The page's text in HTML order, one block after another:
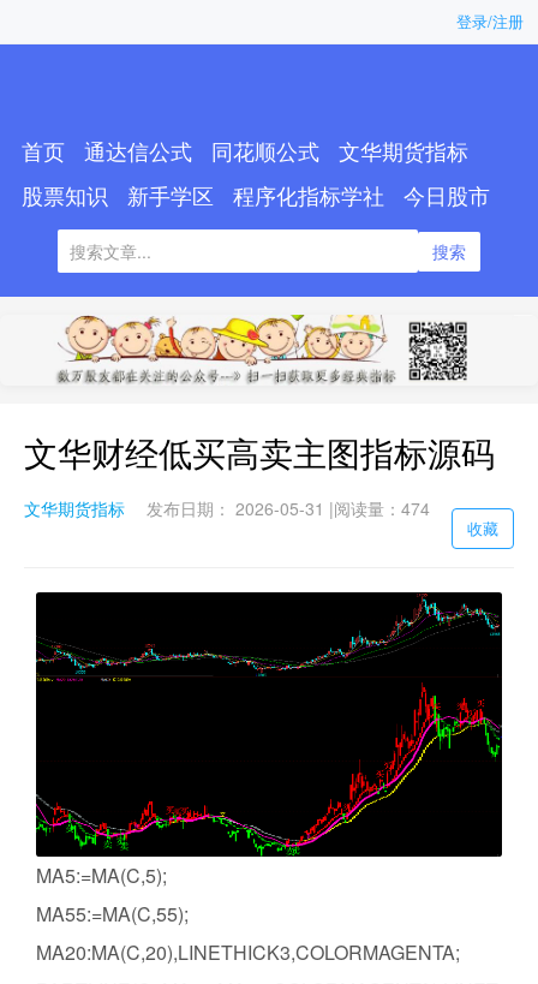
登录/注册
首页 通达信公式 同花顺公式
文华期货指标
股票知识
新手学区 程序化指标学社 今日股市
搜索
文华财经低买高卖主图指标源码
文华期货指标 发布日期： 2026-05-31 |阅读量：474
收藏
MA5:=MA(C,5);
MA55:=MA(C,55);
MA20:MA(C,20),LINETHICK3,COLORMAGENTA;